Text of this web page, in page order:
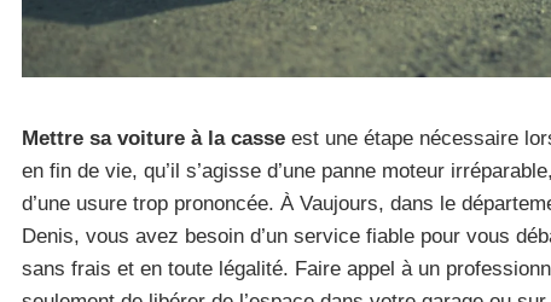
Mettre sa voiture à la casse est une étape nécessaire
en fin de vie, qu’il s’agisse d’une panne moteur
d’une usure trop prononcée. À Vaujours, dans le
Denis, vous avez besoin d’un service fiable pour vous
sans frais et en toute légalité. Faire appel à un